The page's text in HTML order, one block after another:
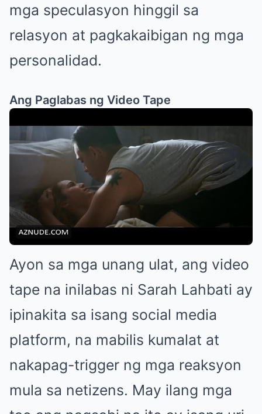
mga speculasyon hinggil sa
relasyon at pagkakaibigan ng mga
personalidad.
Ang Paglabas ng Video Tape
Ayon sa mga unang ulat, ang video
tape na inilabas ni Sarah Lahbati ay
ipinakita sa isang social media
platform, na mabilis kumalat at
nakapag-trigger ng mga reaksyon
mula sa netizens. May ilang mga